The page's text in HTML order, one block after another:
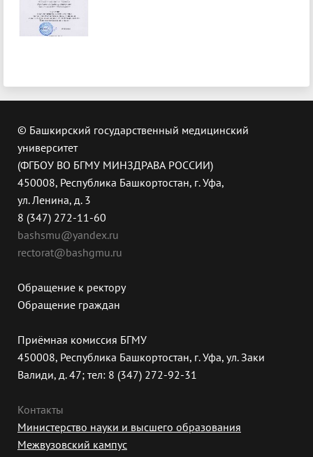
© Башкирский государственный медицинский
университет
(ФГБОУ ВО БГМУ МИНЗДРАВА РОССИИ)
450008, Республика Башкортостан, г. Уфа,
ул. Ленина, д. 3
8 (347) 272-11-60
bashsmu@yandex.ru
rectorat@bashgmu.ru
Обращение к ректору
Обращение граждан
Приёмная комиссия БГМУ
450008, Республика Башкортостан, г. Уфа, ул. Заки
Валиди, д. 47; тел: 8 (347) 272-92-31
Контакты
Министерство науки и высшего образования
Межвузовский кампус